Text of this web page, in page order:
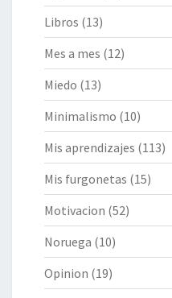
Libros (13)
Mes a mes (12)
Miedo (13)
Minimalismo (10)
Mis aprendizajes (113)
Mis furgonetas (15)
Motivacion (52)
Noruega (10)
Opinion (19)